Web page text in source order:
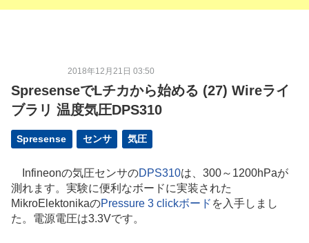
2018年12月21日 03:50
SpresenseでLチカから始める (27) Wireライ
ブラリ 温度気圧DPS310
Spresense センサ 気圧
Infineonの気圧センサのDPS310は、300～1200hPaが
測れます。実験に便利なボードに実装された
MikroElektonikaのPressure 3 clickボード を入手しまし
た。電源電圧は3.3Vです。